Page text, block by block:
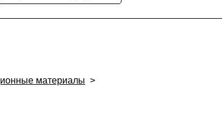
материалы >